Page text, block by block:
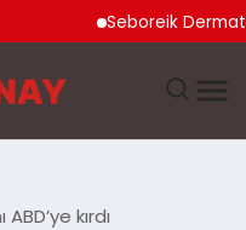
Seboreik Dermatit
kırdı